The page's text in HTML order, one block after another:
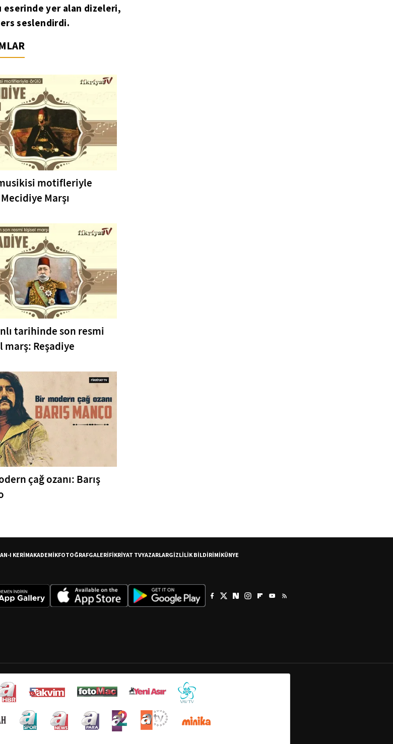
eserinde yer alan dizeleri,
seslendirdi.
motifleriyle
Marşı
tarihinde son resmi
marş: Reşadiye
çağ ozanı: Barış
I KERİMAKADEMİKFOTOĞRAFGALERİFİKRİYAT TVYAZARLARGİZLİLİK BİLDİRİMİKÜNYE